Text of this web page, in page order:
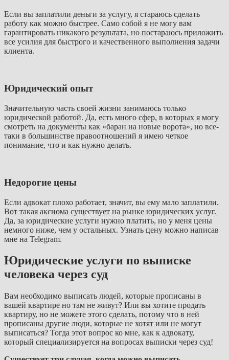
Если вы заплатили деньги за услугу, я стараюсь сделать
работу как можно быстрее. Само собой я не могу вам
гарантировать никакого результата, но постараюсь приложить
все усилия для быстрого и качественного выполнения задачи
клиента.
Юридический опыт
Значительную часть своей жизни занимаюсь только
юридической работой. Да, есть много сфер, в которых я могу
смотреть на документы как «баран на новые ворота», но все-
таки в большинстве правоотношений я имею четкое
понимание, что и как нужно делать.
Недорогие цены
Если адвокат плохо работает, значит, вы ему мало заплатили.
Вот такая аксиома существует на рынке юридических услуг.
Да, за юридические услуги нужно платить, но у меня цены
немного ниже, чем у остальных. Узнать цену можно написав
мне на Telegram.
Юридические услуги по выписке
человека через суд
Вам необходимо выписать людей, которые прописаны в
вашей квартире но там не живут? Или вы хотите продать
квартиру, но не можете этого сделать, потому что в ней
прописаны другие люди, которые не хотят или не могут
выписаться? Тогда этот вопрос ко мне, как к адвокату,
который специализируется на вопросах выписки через суд!